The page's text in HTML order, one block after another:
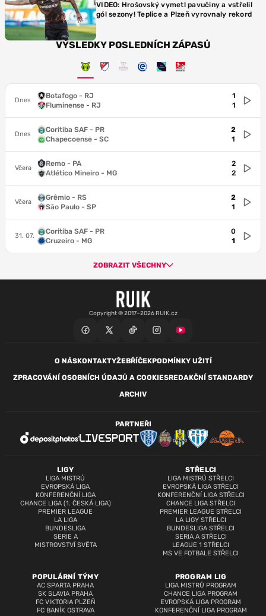
VIDEO: Hrošovský vymetl pavučiny a vstřelil
gól sezony! Teplice a Plzeň vyrovnaly rekord
VÝSLEDKY POSLEDNÍCH ZÁPASŮ
Dnes
Botafogo - RJ
Fluminense - RJ
1
1
Dnes
Coritiba SAF - PR
Chapecoense - SC
2
1
Včera
Remo - PA
Atlético Mineiro - MG
2
2
Včera
Grêmio - RS
São Paulo - SP
2
1
31. 07.
Coritiba SAF - PR
Cruzeiro - MG
0
1
ZOBRAZIT VŠECHNY
Copyright © 2017–2026 RUIK.cz
O NÁSKONTAKTYŽEBŘÍČEKPODMÍNKY UŽITÍ
ZPRACOVÁNÍ OSOBNÍCH ÚDAJŮ A COOKIESREDAKČNÍ STANDARDY
ARCHIV
LIGY
LIGA MISTRŮ
EVROPSKÁ LIGA
KONFERENČNÍ LIGA
CHANCE LIGA (1. ČESKÁ LIGA)
PREMIER LEAGUE
LA LIGA
BUNDESLIGA
SERIE A
MISTROVSTVÍ SVĚTA
STŘELCI
LIGA MISTRŮ STŘELCI
EVROPSKÁ LIGA STŘELCI
KONFERENČNÍ LIGA STŘELCI
CHANCE LIGA STŘELCI
PREMIER LEAGUE STŘELCI
LA LIGY STŘELCI
BUNDESLIGA STŘELCI
SERIA A STŘELCI
LEAGUE 1 STŘELCI
MS VE FOTBALE STŘELCI
POPULÁRNÍ TÝMY
AC SPARTA PRAHA
SK SLAVIA PRAHA
FC VIKTORIA PLZEŇ
FC BANÍK OSTRAVA
PROGRAM LIG
LIGA MISTRŮ PROGRAM
CHANCE LIGA PROGRAM
EVROPSKÁ LIGA PROGRAM
KONFERENČNÍ LIGA PROGRAM
PARTNEŘI